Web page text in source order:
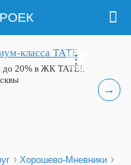
→
класса ТАТЕ
до 20% в ЖК ТАТЕ!.
› Хорошево-Мневники ›